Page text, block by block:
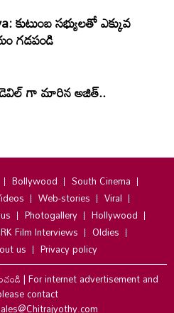
కుటుంబ సభ్యులతో ఎక్కువ
గడపండి
గా మారిన అజిత్..
Bollywood
South Cinema
Web-stories
Viral
Photogallery
Hollywood
Film Interviews
Oldies
us
Privacy policy
|For internet advertisement and
contact